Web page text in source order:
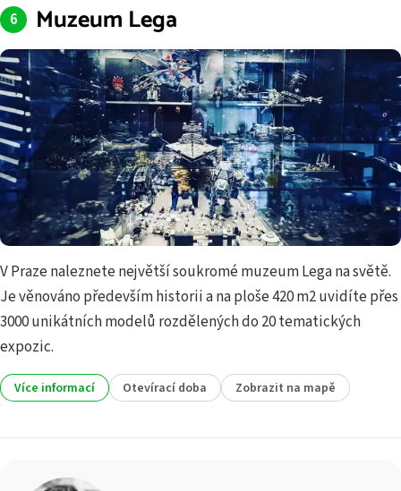
Muzeum Lega
V Praze naleznete největší soukromé muzeum Lega na světě.
Je věnováno především historii a na ploše 420 m2 uvidíte přes
3000 unikátních modelů rozdělených do 20 tematických
expozic.
Více informací Otevírací doba Zobrazit na mapě